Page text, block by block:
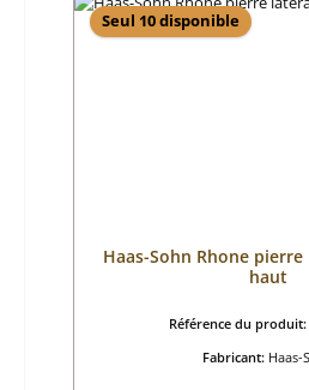
Seul 10 disponible
Haas-Sohn Rhone
haut
Référence du produit:
Fabricant: Haas-